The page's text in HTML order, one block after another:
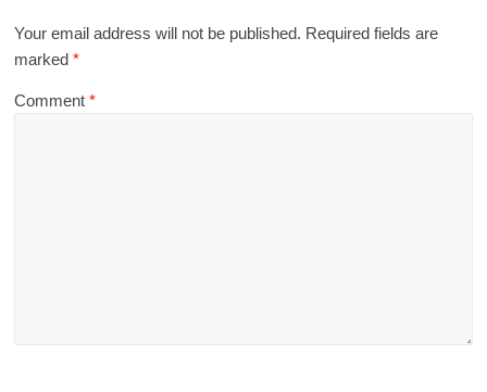
Your email address will not be published. Required fields are
marked*
Comment*